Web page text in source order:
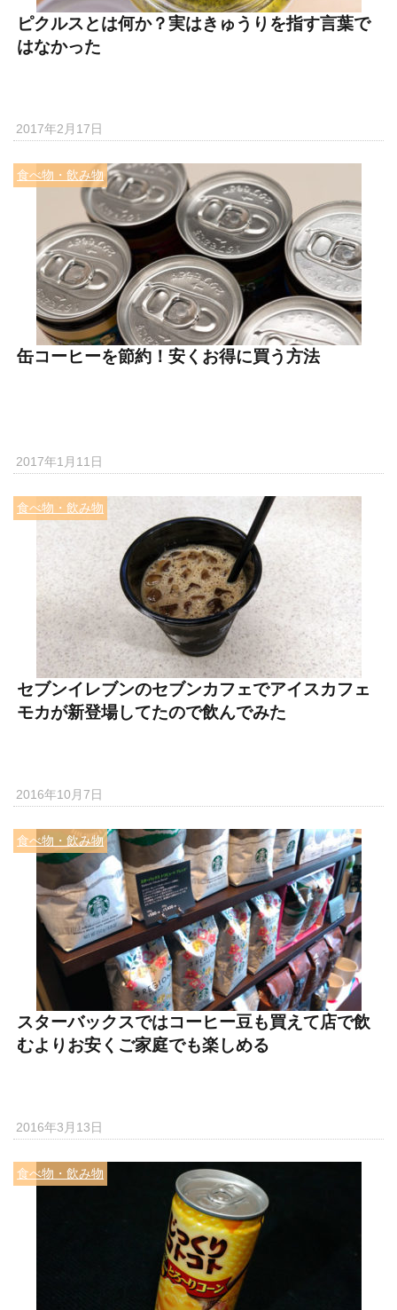
ピクルスとは何か？実はきゅうりを指す言葉で
はなかった
2017年2月17日
食べ物・飲み物
缶コーヒーを節約！安くお得に買う方法
2017年1月11日
食べ物・飲み物
セブンイレブンのセブンカフェでアイスカフェ
モカが新登場してたので飲んでみた
2016年10月7日
食べ物・飲み物
スターバックスではコーヒー豆も買えて店で飲
むよりお安くご家庭でも楽しめる
2016年3月13日
食べ物・飲み物